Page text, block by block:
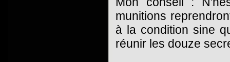
munitions
à la condition sine
réunir les douze